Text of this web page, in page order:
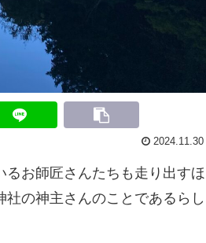
2024.11.30
お師匠さんたちも走り出すほ
の神主さんのことであるらし